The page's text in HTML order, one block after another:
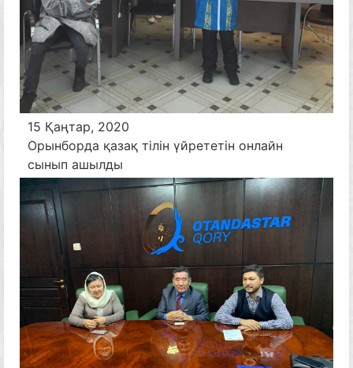
15 Қаңтар, 2020
Орынборда қазақ тілін үйрететін онлайн
сынып ашылды